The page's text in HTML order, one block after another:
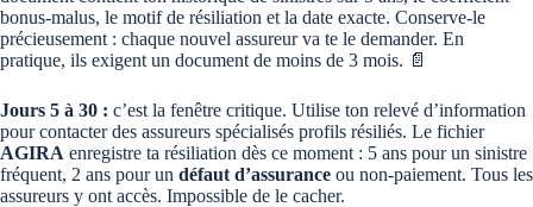
bonus-malus, le motif de résiliation et la date exacte. Conserve-le
précieusement : chaque nouvel assureur va te le demander. En
pratique, ils exigent un document de moins de 3 mois. 📄
Jours 5 à 30 : c’est la fenêtre critique. Utilise ton relevé d’information
pour contacter des assureurs spécialisés profils résiliés. Le fichier
AGIRA enregistre ta résiliation dès ce moment : 5 ans pour un sinistre
fréquent, 2 ans pour un défaut d’assurance ou non-paiement. Tous les
assureurs y ont accès. Impossible de le cacher.